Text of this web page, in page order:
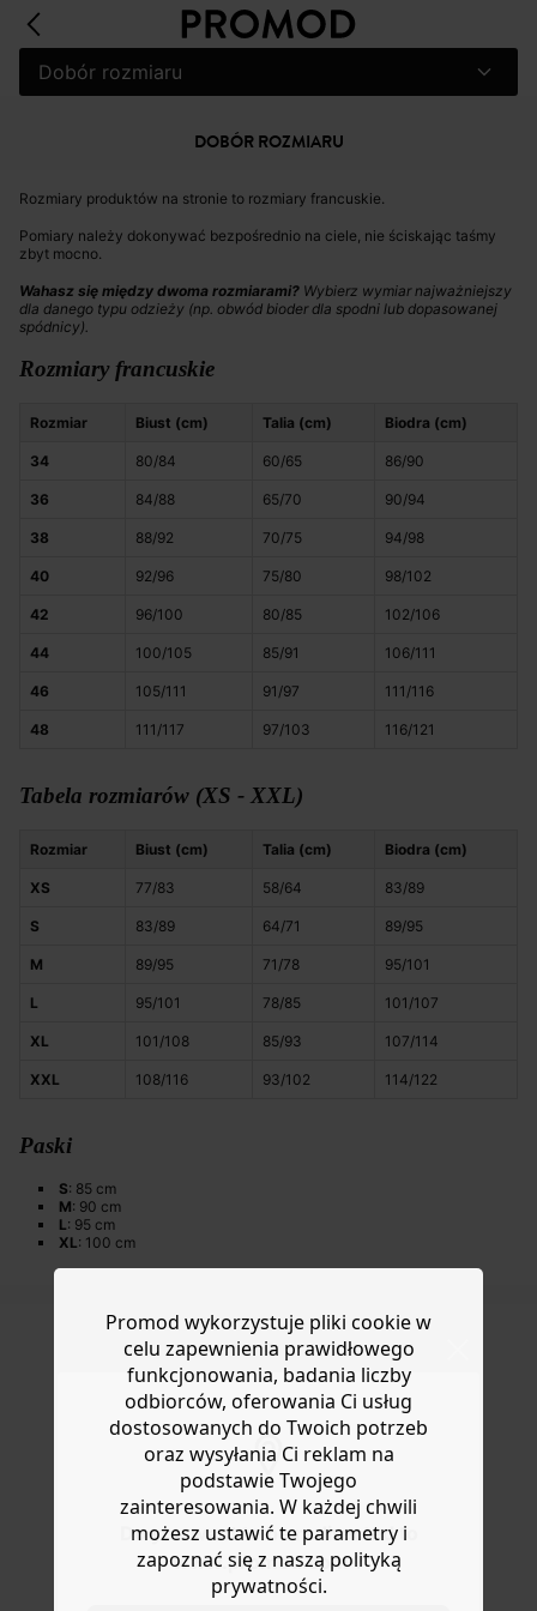
Do you want to be redirected to
www.promod.com ?
Dobór rozmiaru
DOBÓR ROZMIARU
Rozmiary produktów na stronie to rozmiary francuskie.
Pomiary należy dokonywać bezpośrednio na ciele, nie ściskając taśmy
zbyt mocno.
Wahasz się między dwoma rozmiarami? Wybierz wymiar najważniejszy
dla danego typu odzieży (np. obwód bioder dla spodni lub dopasowanej
spódnicy).
Rozmiary francuskie
Rozmiar Biust (cm) Talia (cm) Biodra (cm)
34 80/84 60/65 86/90
36 84/88 65/70 90/94
38 88/92 70/75 94/98
40 92/96 75/80 98/102
42 96/100 80/85 102/106
44 100/105 85/91 106/111
46 105/111 91/97 111/116
48 111/117 97/103 116/121
Tabela rozmiarów (XS - XXL)
Rozmiar Biust (cm) Talia (cm) Biodra (cm)
XS 77/83 58/64 83/89
S 83/89 64/71 89/95
M 89/95 71/78 95/101
L 95/101 78/85 101/107
XL 101/108 85/93 107/114
XXL 108/116 93/102 114/122
Paski
S: 85 cm
M: 90 cm
L: 95 cm
XL: 100 cm
DOSTAWA DO PACZKOMATÓW
4 do 6 dni roboczych
DARMOWE ZWROTY
do 30 dni
BEZPIECZNA PŁATNOŚC
Promod wykorzystuje pliki cookie w
celu zapewnienia prawidłowego
funkcjonowania, badania liczby
odbiorców, oferowania Ci usług
dostosowanych do Twoich potrzeb
oraz wysyłania Ci reklam na
podstawie Twojego
zainteresowania. W każdej chwili
możesz ustawić te parametry i
zapoznać się z naszą polityką
prywatności.